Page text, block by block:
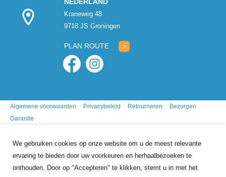
We gebruiken cookies op onze website om u de meest relevante
ervaring te bieden door uw voorkeuren en herhaalbezoeken te
onthouden. Door op "Accepteren" te klikken, stemt u in met het
Kraneweg 48
9718 JS Groningen
PLAN ROUTE
Algemene voorwaarden Privacybeleid Retourneren
Bezorgen
Garantie